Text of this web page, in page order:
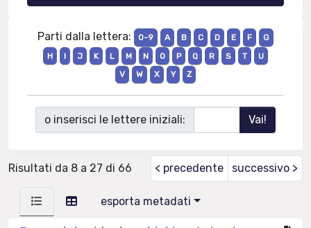
Parti dalla lettera: 0-9 A B C D E F
G
H
I J K L M N O P Q R S T
U
V
W X Y Z
o inserisci le lettere iniziali:
Risultati da 8 a 27 di 66 < precedente successivo >
esporta metadati